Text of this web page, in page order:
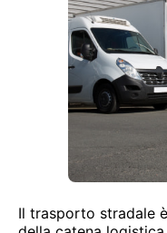
Il trasporto stradale